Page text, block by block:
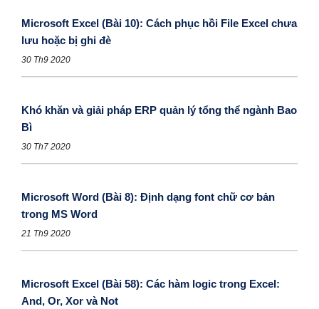
Microsoft Excel (Bài 10): Cách phục hồi File Excel chưa
lưu hoặc bị ghi đè
30 Th9 2020
Khó khăn và giải pháp ERP quản lý tổng thể ngành Bao
Bì
30 Th7 2020
Microsoft Word (Bài 8): Định dạng font chữ cơ bản
trong MS Word
21 Th9 2020
Microsoft Excel (Bài 58): Các hàm logic trong Excel:
And, Or, Xor và Not